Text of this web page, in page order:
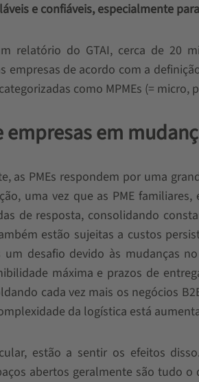
​​e confiáveis, especialmente
relatório do GTAI, cerca de 20
empresas de acordo com a
como MPMEs (= micro,
empresas em
as PMEs respondem por uma
uma vez que as PME
de resposta, consolidando
estão sujeitas a custos
um desafio devido às mudanças
máxima e prazos de
cada vez mais os negócios
da logística está
estão a sentir os efeitos
abertos geralmente são tudo